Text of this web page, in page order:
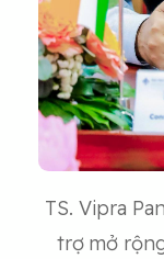
TS. Vipra
trợ mở